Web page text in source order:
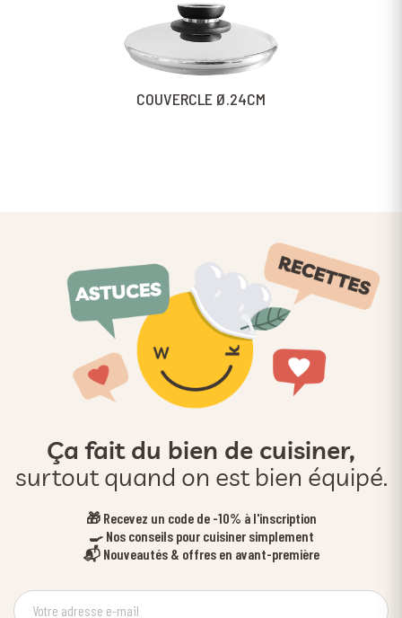
COUVERCLE Ø.24CM
Ça fait du bien de cuisiner,
surtout quand on est bien équipé.
🎁 Recevez un code de -10% à l'inscription
🍳 Nos conseils pour cuisiner simplement
📬 Nouveautés & offres en avant-première